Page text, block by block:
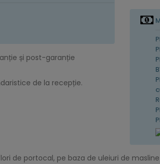
și post-garanție
de la recepție.
de portocal, pe baza de uleiuri de